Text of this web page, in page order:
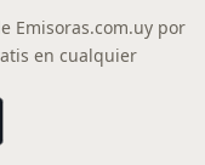
Emisoras.com.uy por
en cualquier